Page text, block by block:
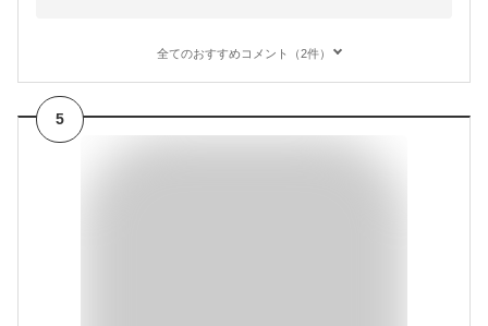
全てのおすすめコメント（2件）
5